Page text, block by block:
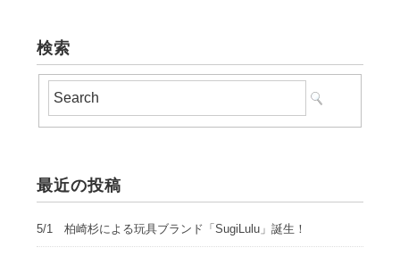
検索
最近の投稿
5/1 柏崎杉による玩具ブランド「SugiLulu」誕生！